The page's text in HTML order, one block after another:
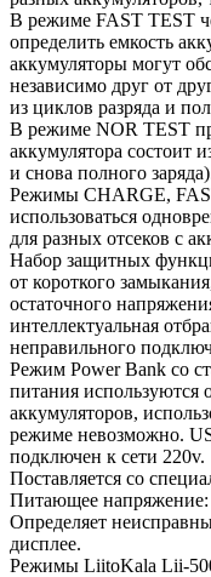
В режиме FAST TEST
определить емкость
аккумуляторы могут
независимо друг от
из циклов разряда и
В режиме NOR TEST
аккумулятора состоит
и снова полного
Режимы CHARGE,
использоваться
для разных отсеков с
Набор защитных
от короткого
остаточного
интеллектуальная
неправильного
Режим Power Bank со
питания используются
аккумуляторов,
режиме невозможно.
подключен к сети 220v.
Поставляется со
Питающее напряжение:
Определяет
дисплее.
Режимы LiitoKala Lii-